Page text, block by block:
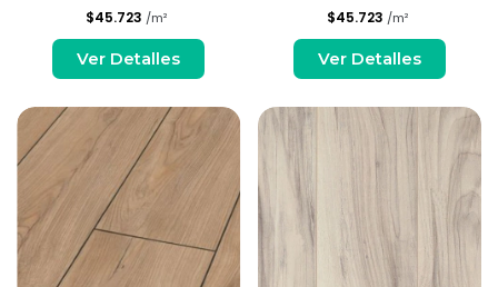
$45.723 /m²
Ver Detalles
$45.723 /m²
Ver Detalles